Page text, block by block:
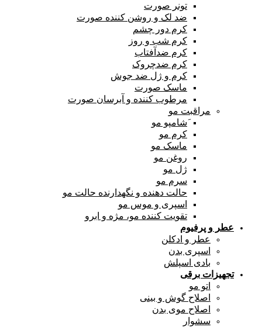
تونر صورت
ضد لک و روشن کننده صورت
کرم دور چشم
کرم شب و روز
کرم ضدآفتاب
کرم ضدچروک
کرم و ژل ضد جوش
ماسک صورت
مرطوب کننده و آبرسان صورت
مراقبت مو
َشامپو مو
کرم مو
ماسک مو
روغن مو
ژل مو
سرم مو
حالت دهنده و نگهدارنده حالت مو
اسپری و موس مو
تقویت کننده مو، مژه و ابرو
عطر و پرفیوم
عطر و ادکلن
اسپری بدن
بادی اسپلش
تجهیزات برقی
اتو مو
اصلاح گوش و بینی
اصلاح موی بدن
سشوار